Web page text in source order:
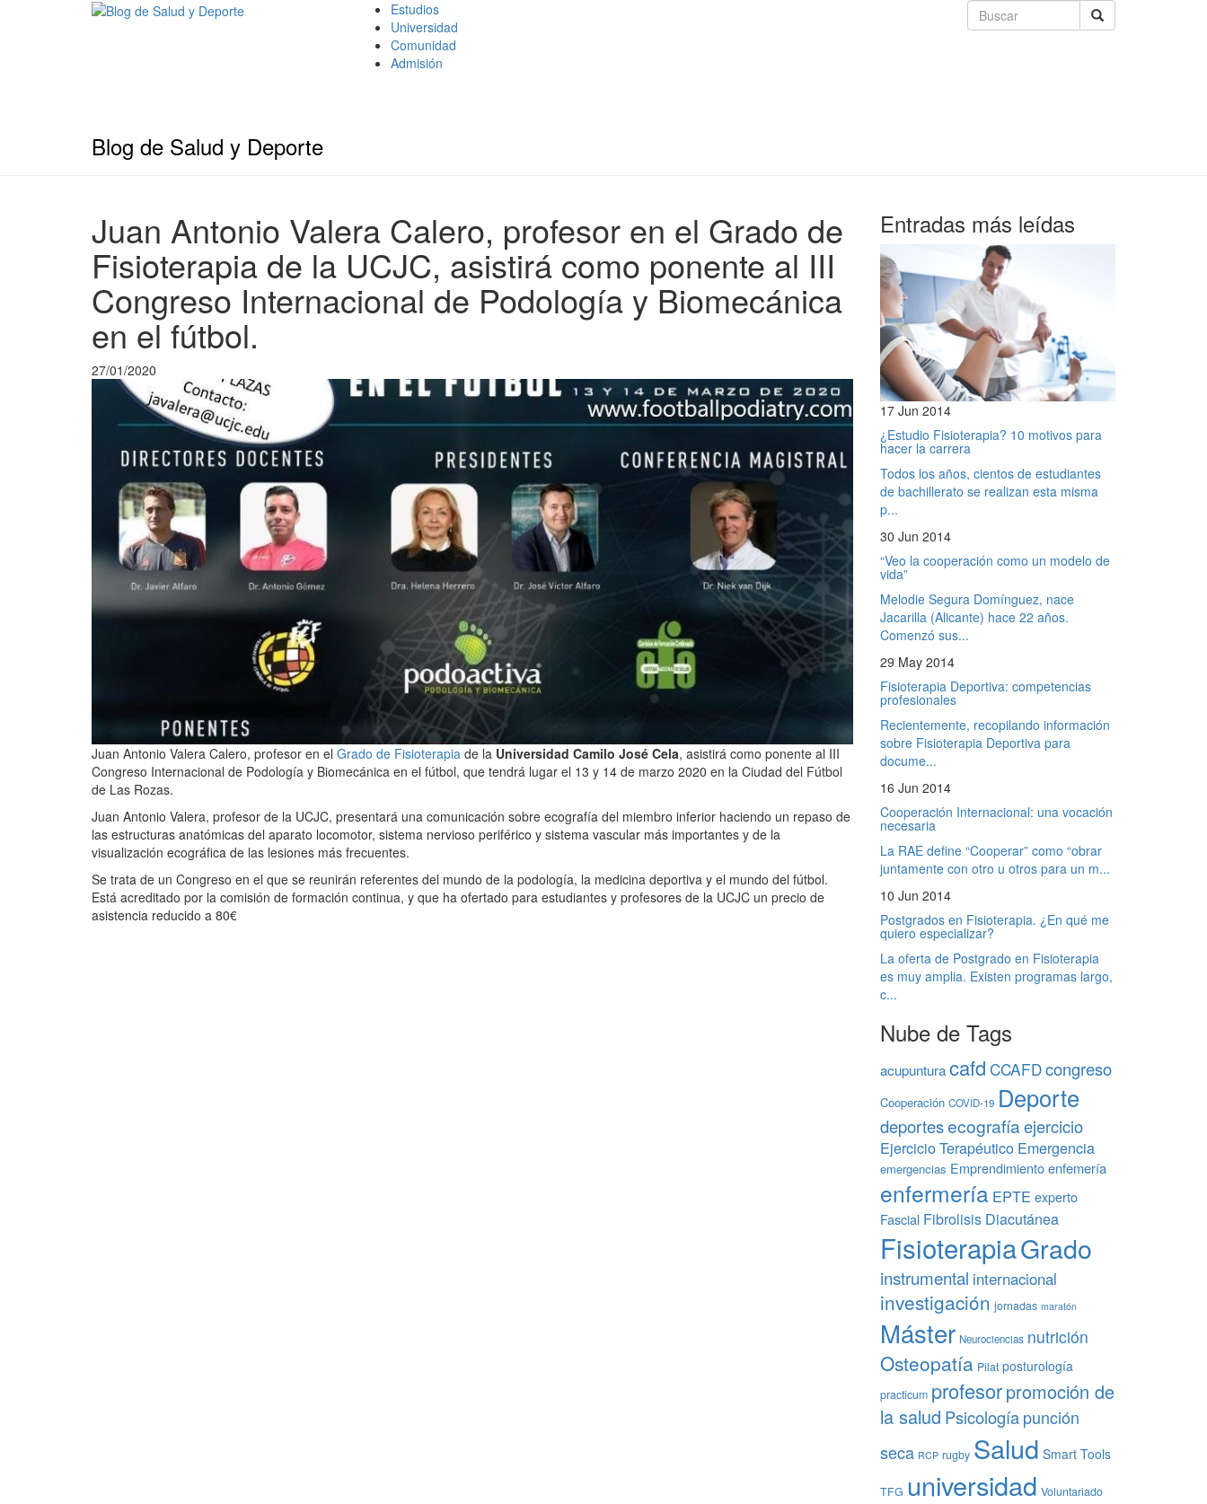
Estudios
Universidad
Comunidad
Admisión
Blog de Salud y Deporte
Juan Antonio Valera Calero, profesor en el Grado de
Fisioterapia de la UCJC, asistirá como ponente al III
Congreso Internacional de Podología y Biomecánica
en el fútbol.
27/01/2020
Juan Antonio Valera Calero, profesor en el Grado de Fisioterapia de la Universidad Camilo José Cela, asistirá como ponente al III
Congreso Internacional de Podología y Biomecánica en el fútbol, que tendrá lugar el 13 y 14 de marzo 2020 en la Ciudad del Fútbol
de Las Rozas.
Juan Antonio Valera, profesor de la UCJC, presentará una comunicación sobre ecografía del miembro inferior haciendo un repaso de
las estructuras anatómicas del aparato locomotor, sistema nervioso periférico y sistema vascular más importantes y de la
visualización ecográfica de las lesiones más frecuentes.
Se trata de un Congreso en el que se reunirán referentes del mundo de la podología, la medicina deportiva y el mundo del fútbol.
Está acreditado por la comisión de formación continua, y que ha ofertado para estudiantes y profesores de la UCJC un precio de
asistencia reducido a 80€
Entradas más leídas
17 Jun 2014
¿Estudio Fisioterapia? 10 motivos para
hacer la carrera
Todos los años, cientos de estudiantes
de bachillerato se realizan esta misma
p...
30 Jun 2014
“Veo la cooperación como un modelo de
vida”
Melodie Segura Domínguez, nace
Jacarilla (Alicante) hace 22 años.
Comenzó sus...
29 May 2014
Fisioterapia Deportiva: competencias
profesionales
Recientemente, recopilando información
sobre Fisioterapia Deportiva para
docume...
16 Jun 2014
Cooperación Internacional: una vocación
necesaria
La RAE define “Cooperar” como “obrar
juntamente con otro u otros para un m...
10 Jun 2014
Postgrados en Fisioterapia. ¿En qué me
quiero especializar?
La oferta de Postgrado en Fisioterapia
es muy amplia. Existen programas largo,
c...
Nube de Tags
acupuntura cafd CCAFDcongreso
Cooperación COVID-19 Deporte
deportesecografíaejercicio
Ejercicio Terapéutico Emergencia
emergencias Emprendimiento enfemería
enfermería EPTE experto
Fascial Fibrolisis Diacutánea
FisioterapiaGrado
instrumental internacional
investigación jornadas maratón
Máster Neurociencias nutrición
Osteopatía Pilat posturología
practicum profesorpromoción de
la salud Psicología punción
seca RCP rugby Salud Smart Tools
TFG universidad Voluntariado